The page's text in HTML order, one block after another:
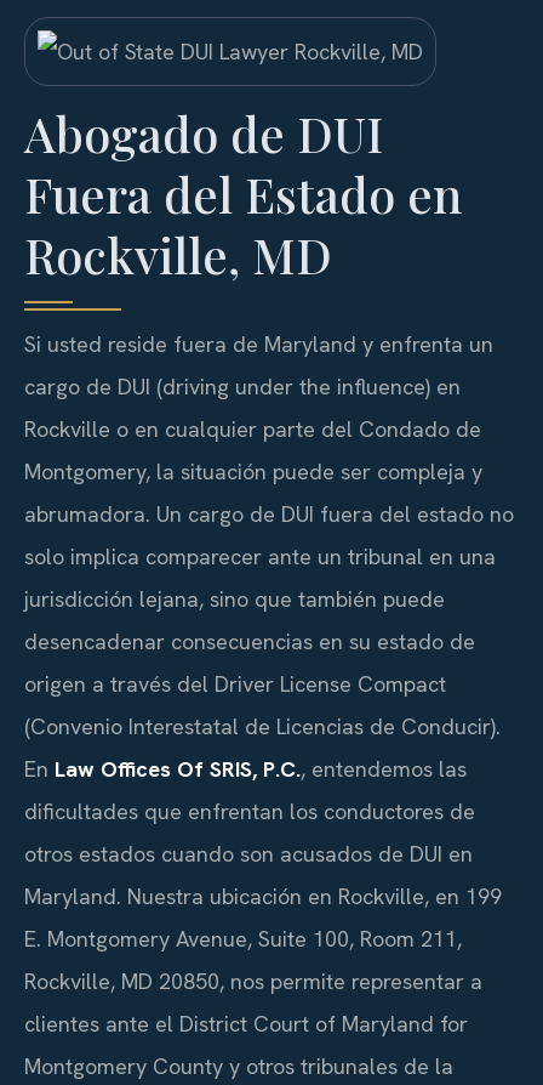
Abogado de DUI
Fuera del Estado en
Rockville, MD
Si usted reside fuera de Maryland y enfrenta un
cargo de DUI (driving under the influence) en
Rockville o en cualquier parte del Condado de
Montgomery, la situación puede ser compleja y
abrumadora. Un cargo de DUI fuera del estado no
solo implica comparecer ante un tribunal en una
jurisdicción lejana, sino que también puede
desencadenar consecuencias en su estado de
origen a través del Driver License Compact
(Convenio Interestatal de Licencias de Conducir).
En Law Offices Of SRIS, P.C., entendemos las
dificultades que enfrentan los conductores de
otros estados cuando son acusados de DUI en
Maryland. Nuestra ubicación en Rockville, en 199
E. Montgomery Avenue, Suite 100, Room 211,
Rockville, MD 20850, nos permite representar a
clientes ante el District Court of Maryland for
Montgomery County y otros tribunales de la